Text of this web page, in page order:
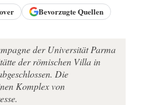
Bevorzugte Quellen
der Universität Parma
der römischen Villa in
Die
Komplex von